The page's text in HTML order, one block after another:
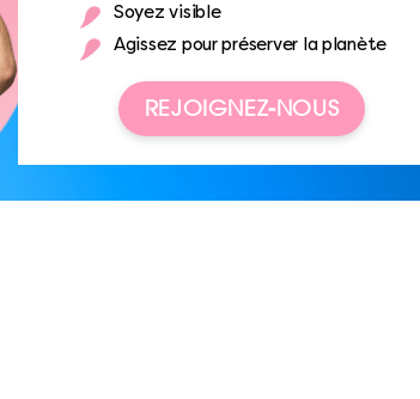
Soyez visible
Agissez pour préserver la planète
REJOIGNEZ-NOUS